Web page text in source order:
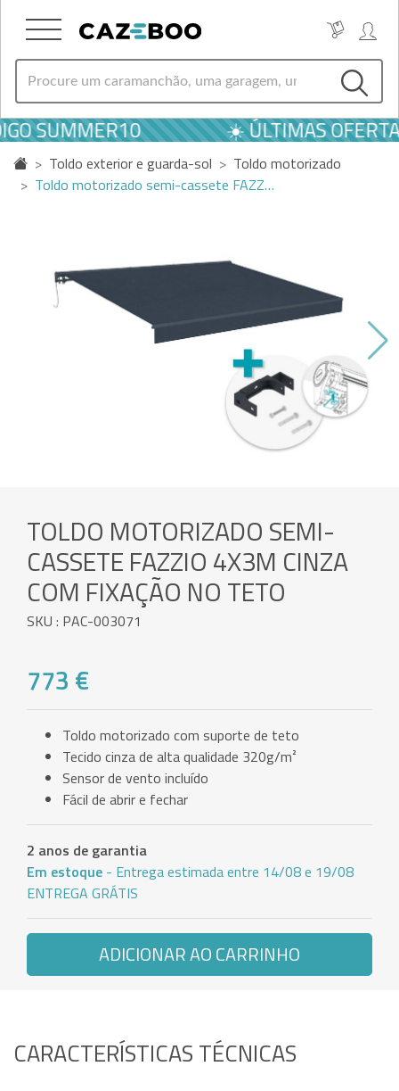
SUMMER10 ☀️ ÚLTIMAS
Toldo exterior e guarda-sol
Toldo motorizado
Toldo motorizado semi-cassete FAZZ…
TOLDO MOTORIZADO SEMI-
CASSETE FAZZIO 4X3M CINZA
COM FIXAÇÃO NO TETO
SKU : PAC-003071
773 €
Toldo motorizado com suporte de teto
Tecido cinza de alta qualidade 320g/m²
Sensor de vento incluído
Fácil de abrir e fechar
2 anos de garantia
Em estoque - Entrega estimada entre 14/08 e 19/08
ENTREGA GRÁTIS
ADICIONAR AO CARRINHO
CARACTERÍSTICAS TÉCNICAS